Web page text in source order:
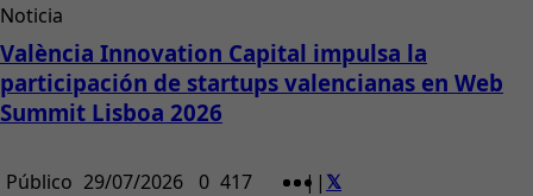
Noticia
València Innovation Capital impulsa la
participación de startups valencianas en Web
Summit Lisboa 2026
Público 29/07/2026 0 417 | |